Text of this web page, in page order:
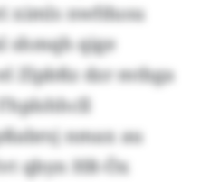
ximls nwfdusu
shmqh qige
Zlpbßz dzr mtbga
nmax au
qbyn HR-Öx